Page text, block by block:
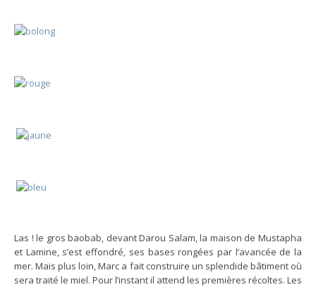
Las ! le gros baobab, devant Darou Salam, la maison de Mustapha
et Lamine, s’est effondré, ses bases rongées par l’avancée de la
mer. Mais plus loin, Marc a fait construire un splendide bâtiment où
sera traité le miel. Pour l’instant il attend les premières récoltes. Les